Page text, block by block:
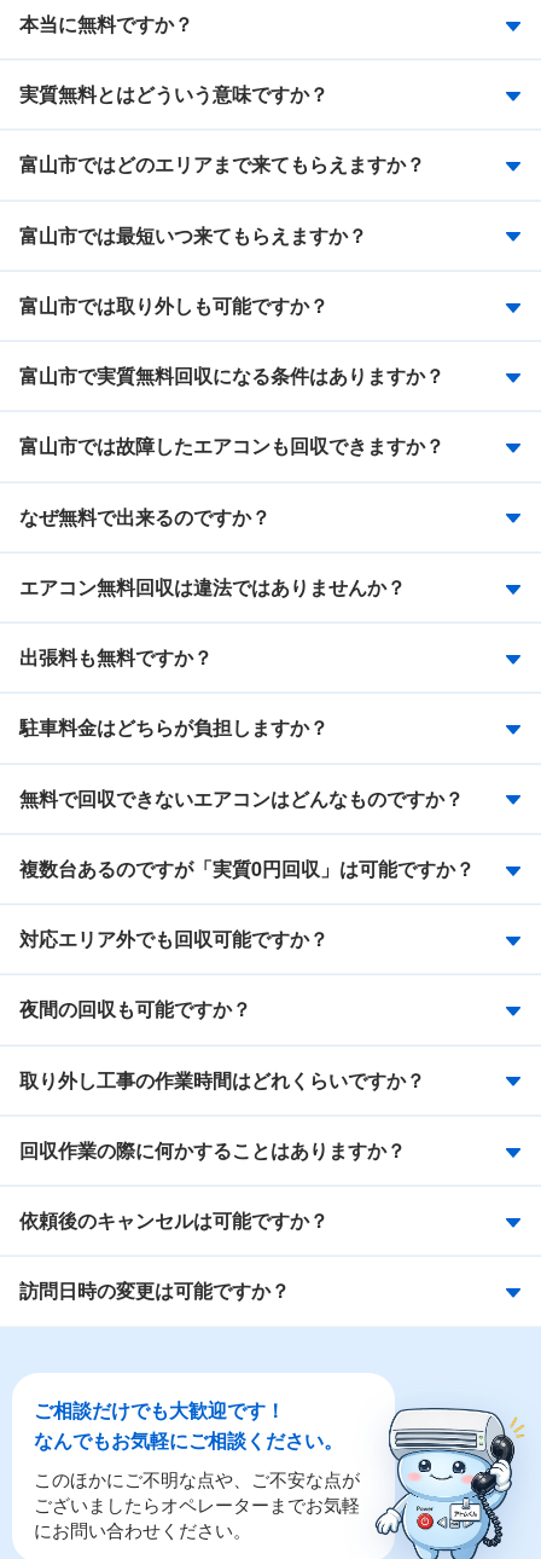
本当に無料ですか？
実質無料とはどういう意味ですか？
富山市ではどのエリアまで来てもらえますか？
富山市では最短いつ来てもらえますか？
富山市では取り外しも可能ですか？
富山市で実質無料回収になる条件はありますか？
富山市では故障したエアコンも回収できますか？
なぜ無料で出来るのですか？
エアコン無料回収は違法ではありませんか？
出張料も無料ですか？
駐車料金はどちらが負担しますか？
無料で回収できないエアコンはどんなものですか？
複数台あるのですが「実質0円回収」は可能ですか？
対応エリア外でも回収可能ですか？
夜間の回収も可能ですか？
取り外し工事の作業時間はどれくらいですか？
回収作業の際に何かすることはありますか？
依頼後のキャンセルは可能ですか？
訪問日時の変更は可能ですか？
ご相談だけでも大歓迎です！
なんでもお気軽にご相談ください。
このほかにご不明な点や、ご不安な点が
ございましたらオペレーターまでお気軽
にお問い合わせください。